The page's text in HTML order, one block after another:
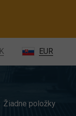
EUR
Žiadne položky